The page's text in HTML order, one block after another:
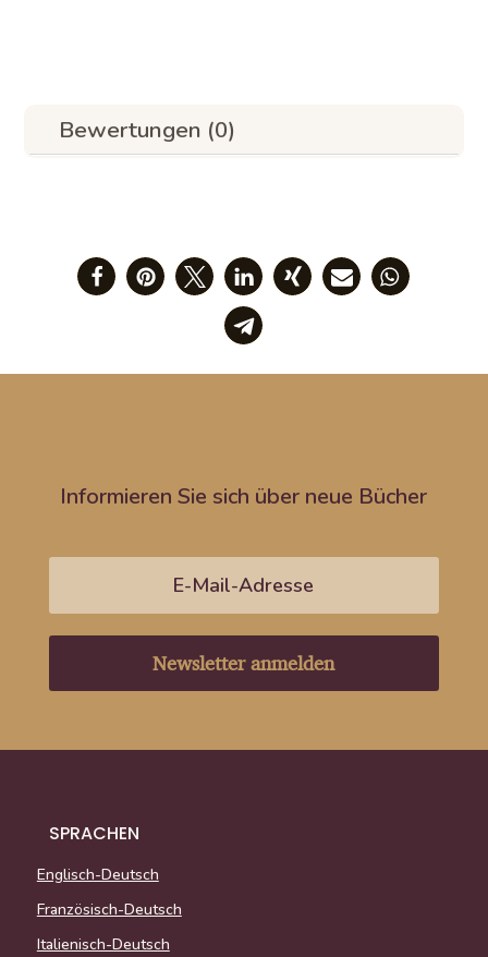
Bewertungen (0)
Informieren Sie sich über neue Bücher
Newsletter anmelden
SPRACHEN
Englisch-Deutsch
Französisch-Deutsch
Italienisch-Deutsch